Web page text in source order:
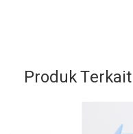
Produk